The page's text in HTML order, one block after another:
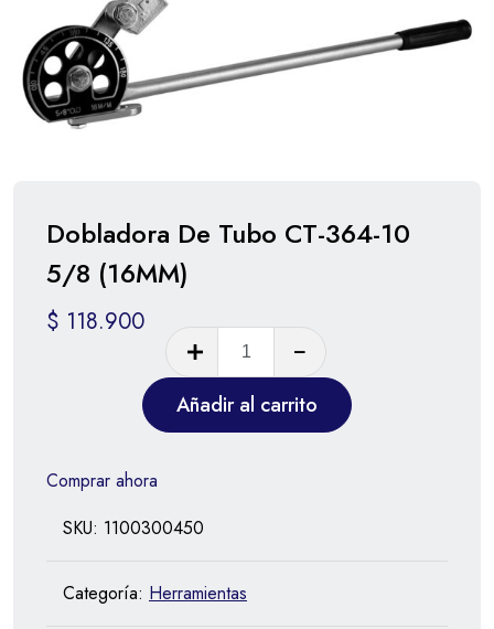
Dobladora De Tubo CT-364-10
5/8 (16MM)
$ 118.900
Añadir al carrito
Comprar ahora
SKU: 1100300450
Categoría: Herramientas